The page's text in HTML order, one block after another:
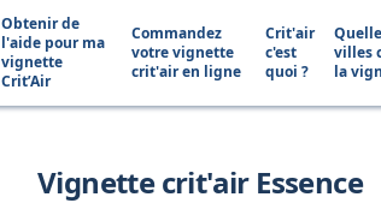
Obtenir de
l'aide pour ma
vignette
Crit’Air
Commandez
votre vignette
crit'air en ligne
Crit'air
c'est
quoi ?
villes
la
Vignette crit'air Essence